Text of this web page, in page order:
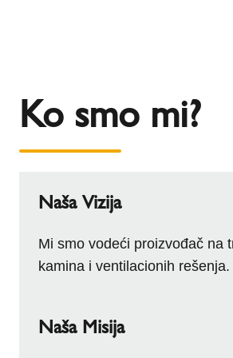
Ko smo mi?
Naša Vizija
Mi smo vodeći proizvođač na
kamina i ventilacionih rešenja.
Naša Misija